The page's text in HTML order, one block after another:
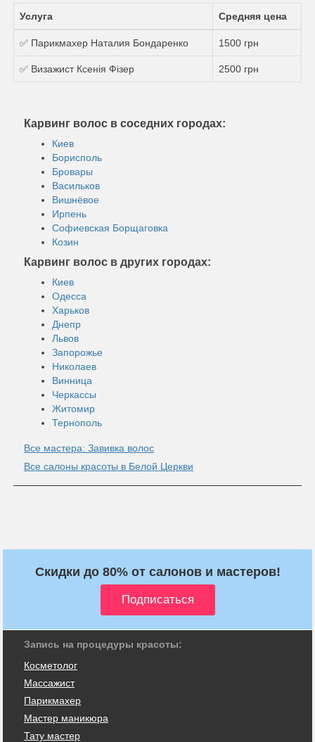
Услуга Средняя цена
✅ Парикмахер Наталия Бондаренко 1500 грн
✅ Визажист Ксенія Фізер 2500 грн
Карвинг волос в соседних городах:
Киев
Борисполь
Бровары
Васильков
Вишнёвое
Ирпень
Софиевская Борщаговка
Козин
Карвинг волос в других городах:
Киев
Одесса
Харьков
Днепр
Львов
Запорожье
Николаев
Винница
Черкассы
Житомир
Тернополь
Все мастера: Завивка волос
Все салоны красоты в Белой Церкви
Скидки до 80% от салонов и мастеров!
Запись на процедуры красоты:
Косметолог
Массажист
Парикмахер
Мастер маникюра
Тату мастер